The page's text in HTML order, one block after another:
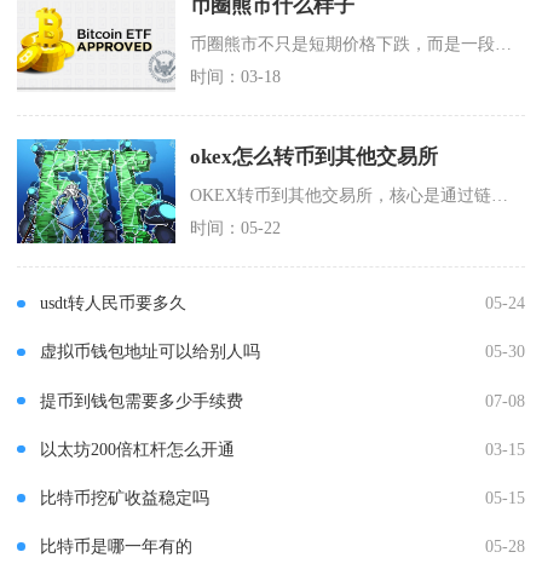
币圈熊市什么样子
时间：03-18
okex怎么转币到其他交易所
时间：05-22
usdt转人民币要多久 05-24
虚拟币钱包地址可以给别人吗 05-30
提币到钱包需要多少手续费 07-08
以太坊200倍杠杆怎么开通 03-15
比特币挖矿收益稳定吗 05-15
比特币是哪一年有的 05-28